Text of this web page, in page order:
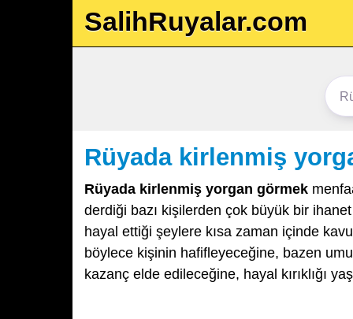
SalihRuyalar.com
Rüyada kirlenmiş
Rüyada kirlenmiş yorgan görmek
derdiği bazı kişilerden çok büyük bir
hayal ettiği şeylere kısa zaman içinde
böylece kişinin hafifleyeceğine, bazen
kazanç elde edileceğine, hayal kırıklığı